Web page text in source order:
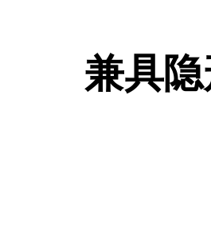
兼具